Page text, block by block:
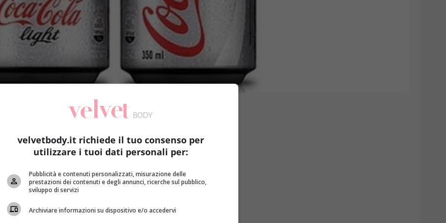
velvetbody.it richiede il tuo consenso per
utilizzare i tuoi dati personali per:
Pubblicità e contenuti personalizzati, misurazione delle
prestazioni dei contenuti e degli annunci, ricerche sul pubblico,
sviluppo di servizi
Archiviare informazioni su dispositivo e/o accedervi